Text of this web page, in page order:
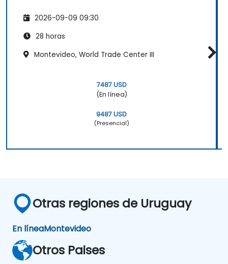
2026-09-09 09:30
28 horas
Montevideo, World Trade Center III
7487 USD
(En línea)
9487 USD
(Presencial)
Otras regiones de Uruguay
En líneaMontevideo
Otros Paises